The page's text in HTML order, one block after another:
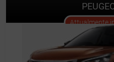
Attualmente